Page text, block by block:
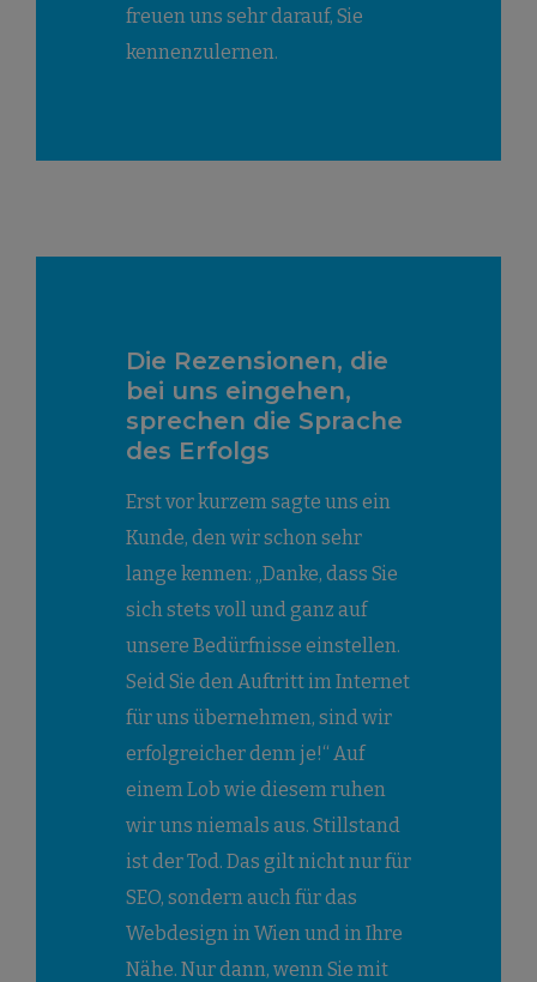
freuen uns sehr darauf, Sie
kennenzulernen.
Die Rezensionen, die
bei uns eingehen,
sprechen die Sprache
des Erfolgs
Erst vor kurzem sagte uns ein
Kunde, den wir schon sehr
lange kennen: „Danke, dass Sie
sich stets voll und ganz auf
unsere Bedürfnisse einstellen.
Seid Sie den Auftritt im Internet
für uns übernehmen, sind wir
erfolgreicher denn je!“ Auf
einem Lob wie diesem ruhen
wir uns niemals aus. Stillstand
ist der Tod. Das gilt nicht nur für
SEO, sondern auch für das
Webdesign in Wien und in Ihre
Nähe. Nur dann, wenn Sie mit